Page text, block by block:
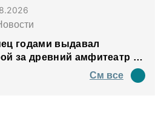
годами выдавал
за древний амфитеатр и
См все